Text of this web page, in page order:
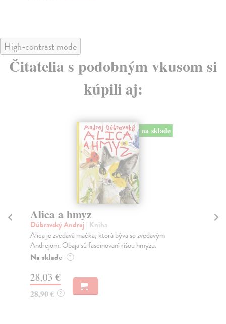
High-contrast mode
Čitatelia s podobným vkusom si
kúpili aj:
na sklade
Alica a hmyz
Dúbravský Andrej | Kniha
Alica je zvedavá mačka, ktorá býva so zvedavým
Andrejom. Obaja sú fascinovaní ríšou hmyzu.
Na sklade ?
28,03 €
28,90 € ?